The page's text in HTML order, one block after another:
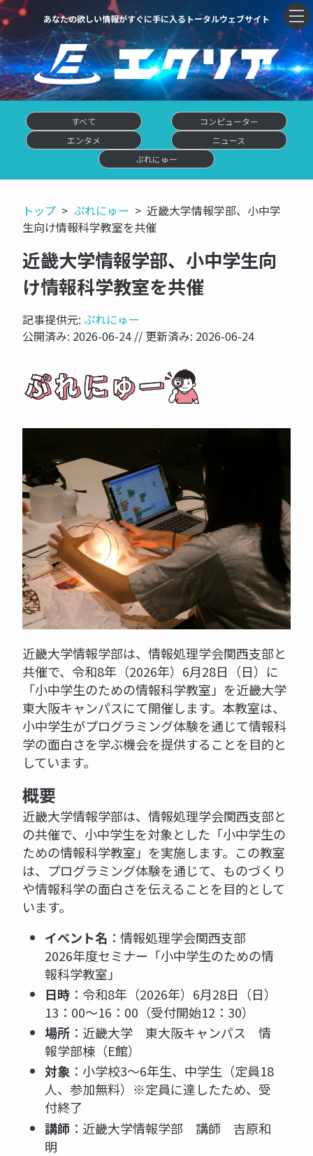
あなたの欲しい情報がすぐに手に入るトータルウェブサイト
すべて
コンピューター
エンタメ
ニュース
ぷれにゅー
トップ ぷれにゅー
近畿大学情報学部、小中学
生向け情報科学教室を共催
近畿大学情報学部、小中学生向
け情報科学教室を共催
記事提供元: ぷれにゅー
公開済み: 2026-06-24 // 更新済み: 2026-06-24
近畿大学情報学部は、情報処理学会関西支部と
共催で、令和8年（2026年）6月28日（日）に
「小中学生のための情報科学教室」を近畿大学
東大阪キャンパスにて開催します。本教室は、
小中学生がプログラミング体験を通じて情報科
学の面白さを学ぶ機会を提供することを目的と
しています。
概要
近畿大学情報学部は、情報処理学会関西支部と
の共催で、小中学生を対象とした「小中学生の
ための情報科学教室」を実施します。この教室
は、プログラミング体験を通じて、ものづくり
や情報科学の面白さを伝えることを目的として
います。
イベント名 ：情報処理学会関西支部
2026年度セミナー「小中学生のための情
報科学教室」
日時 ：令和8年（2026年）6月28日（日）
13：00～16：00（受付開始12：30）
場所 ：近畿大学 東大阪キャンパス 情
報学部棟（E館）
対象 ：小学校3～6年生、中学生（定員18
人、参加無料）※定員に達したため、受
付終了
講師 ：近畿大学情報学部 講師 吉原和
明